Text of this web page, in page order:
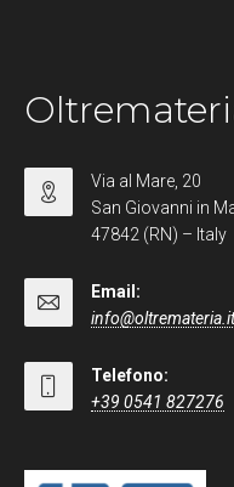
Via al Mare, 20
San Giovanni in
47842 (RN) – Italy
Email:
info@oltremateria.it
Telefono:
+39 0541 827276